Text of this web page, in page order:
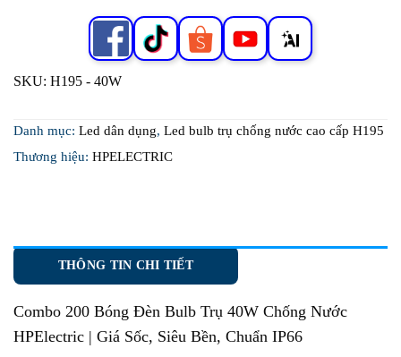
SKU: H195 - 40W
Danh mục: Led dân dụng, Led bulb trụ chống nước cao cấp H195
Thương hiệu: HPELECTRIC
THÔNG TIN CHI TIẾT
Combo 200 Bóng Đèn Bulb Trụ 40W Chống Nước
HPElectric | Giá Sốc, Siêu Bền, Chuẩn IP66